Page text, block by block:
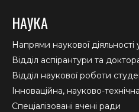
НАУКА
Напрями наукової діяльності
Відділ аспірантури та
Відділ наукової роботи
Інноваційна, науково-
Спеціалізовані вчені ради